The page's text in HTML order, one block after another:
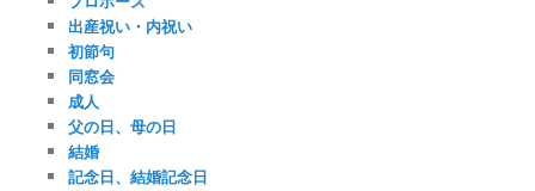
出産祝い・内祝い
初節句
同窓会
成人
父の日、母の日
結婚
記念日、結婚記念日